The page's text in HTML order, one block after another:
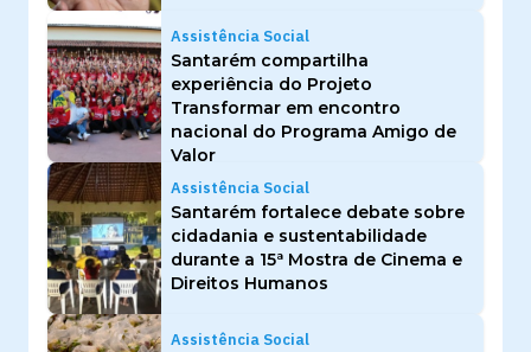
Assistência Social
Santarém compartilha
experiência do Projeto
Transformar em encontro
nacional do Programa Amigo de
Valor
Assistência Social
Santarém fortalece debate sobre
cidadania e sustentabilidade
durante a 15ª Mostra de Cinema e
Direitos Humanos
Assistência Social